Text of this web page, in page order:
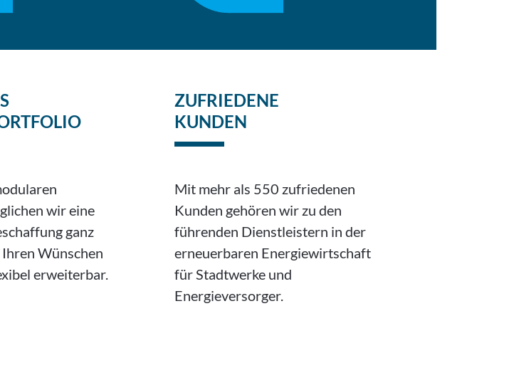
wir eine
ganz
Wünschen
erweiterbar.
ZUFRIEDENE
KUNDEN
Mit mehr als 550 zufriedenen
Kunden gehören wir zu den
führenden Dienstleistern in der
erneuerbaren Energiewirtschaft
für Stadtwerke und
Energieversorger.